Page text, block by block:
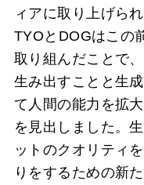
ィアに取り上げら
TYOとDOGはこの
取り組んだことで
生み出すことと生
て人間の能力を拡
を見出しました。
ットのクオリティ
りをするための新